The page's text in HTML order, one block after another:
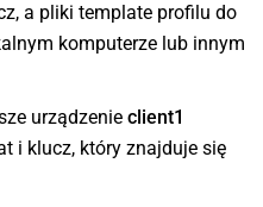
a pliki template profilu do
komputerze lub innym
urządzenie client1
i klucz, który znajduje się